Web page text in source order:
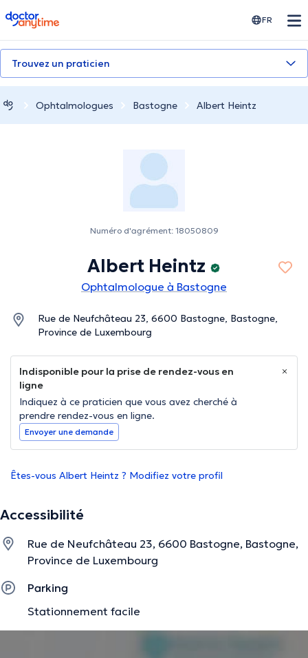
doctoranytime FR
Trouvez un praticien
Ophtalmologues Bastogne Albert Heintz
Numéro d'agrément: 18050809
Albert Heintz
Ophtalmologue à Bastogne
Rue de Neufchâteau 23, 6600 Bastogne, Bastogne,
Province de Luxembourg
Indisponible pour la prise de rendez-vous en
ligne
Indiquez à ce praticien que vous avez cherché à
prendre rendez-vous en ligne.
Envoyer une demande
Êtes-vous Albert Heintz ? Modifiez votre profil
Accessibilité
Rue de Neufchâteau 23, 6600 Bastogne, Bastogne,
Province de Luxembourg
Parking
Stationnement facile